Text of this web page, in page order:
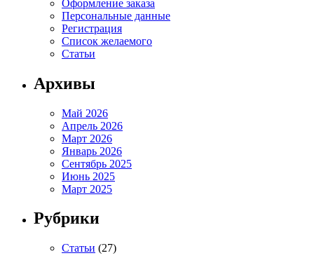
Оформление заказа
Персональные данные
Регистрация
Список желаемого
Статьи
Архивы
Май 2026
Апрель 2026
Март 2026
Январь 2026
Сентябрь 2025
Июнь 2025
Март 2025
Рубрики
Статьи (27)